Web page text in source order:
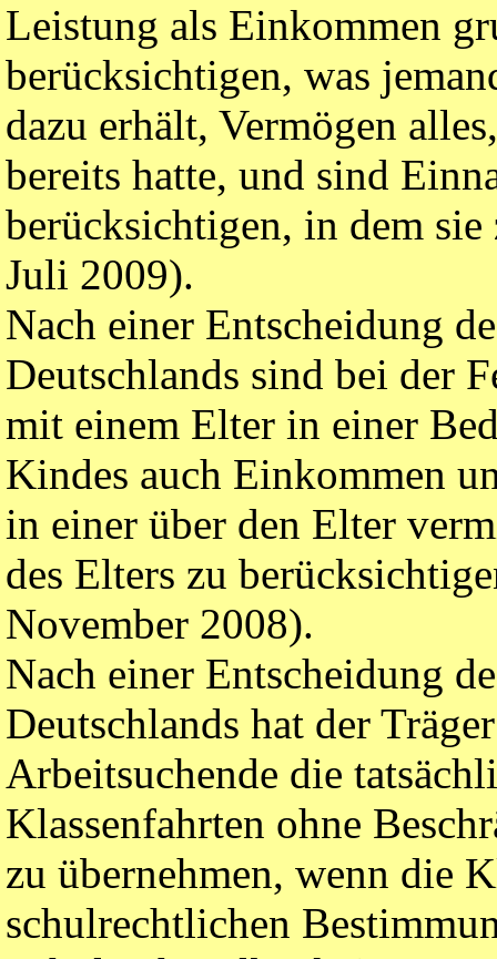
Leistung als Einkommen
berücksichtigen, was
dazu erhält, Vermögen
bereits hatte, und sind
berücksichtigen, in dem
Juli 2009).
Nach einer Entscheidung
Deutschlands sind bei der
mit einem Elter in einer
Kindes auch Einkommen
in einer über den Elter
des Elters zu
November 2008).
Nach einer Entscheidung
Deutschlands hat der
Arbeitsuchende die
Klassenfahrten ohne
zu übernehmen, wenn die
schulrechtlichen